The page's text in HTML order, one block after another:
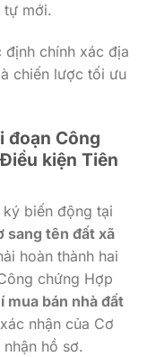
tự mới.
chính xác địa
chiến lược tối ưu
đoạn Công
kiện Tiên
biến động tại
sang tên đất xã
hoàn thành hai
chứng Hợp
mua bán nhà đất
nhận của Cơ
hồ sơ.